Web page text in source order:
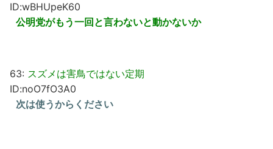
ID:wBHUpeK60
公明党がもう一回と言わないと動かないか
63: スズメは害鳥ではない定期
ID:noO7fO3A0
次は使うからください